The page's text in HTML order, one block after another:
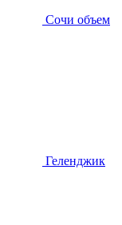
Сочи объем
Геленджик